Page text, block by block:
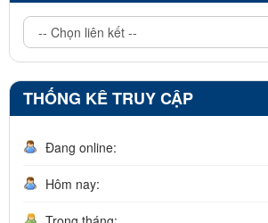
THỐNG KÊ TRUY CẬP
Đang online:
Hôm nay: